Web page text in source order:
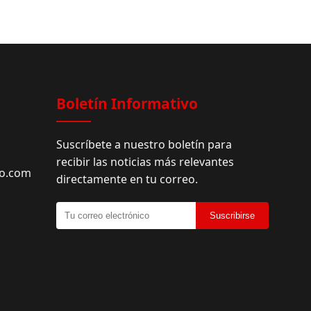
Boletín Informativo
Suscríbete a nuestro boletín para
recibir las noticias más relevantes
directamente en tu correo.
Suscribirse